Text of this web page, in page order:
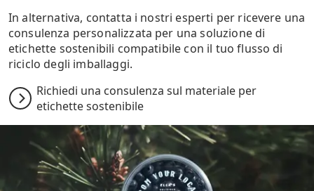
In alternativa, contatta i nostri esperti per ricevere una
consulenza personalizzata per una soluzione di
etichette sostenibili compatibile con il tuo flusso di
riciclo degli imballaggi.
Richiedi una consulenza sul materiale per
etichette sostenibile